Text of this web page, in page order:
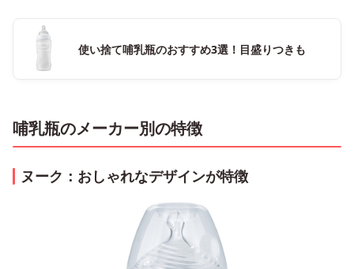
使い捨て哺乳瓶のおすすめ3選！目盛りつきも
哺乳瓶のメーカー別の特徴
ヌーク：おしゃれなデザインが特徴